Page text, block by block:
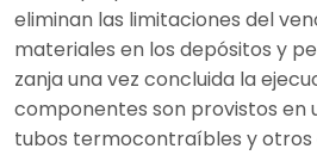
eliminan las limitaciones del
materiales en los depósitos y
zanja una vez concluida la
componentes son provistos en
tubos termocontraíbles y otros